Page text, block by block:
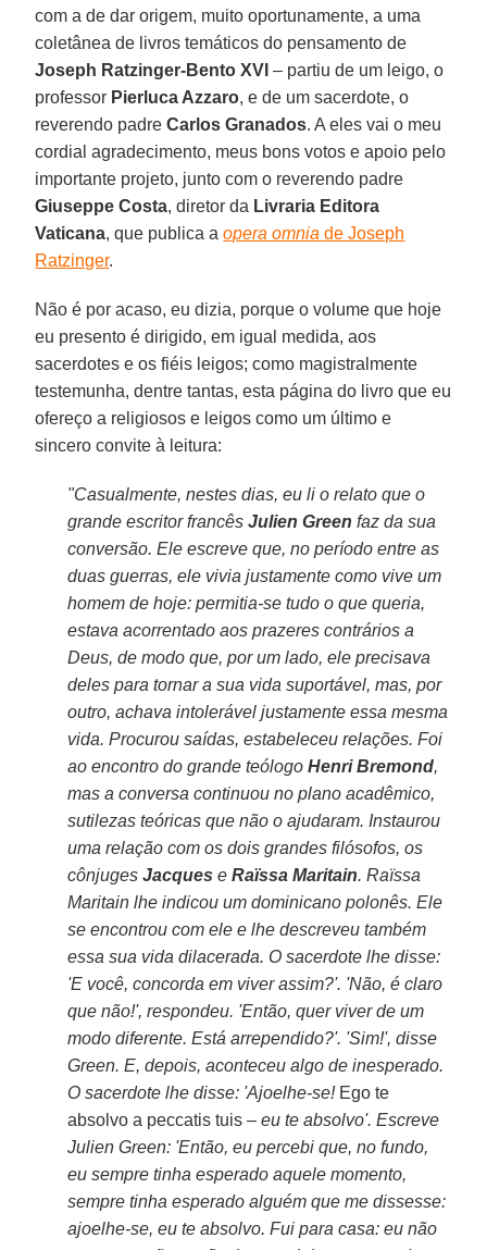
com a de dar origem, muito oportunamente, a uma
coletânea de livros temáticos do pensamento de
Joseph Ratzinger-Bento XVI – partiu de um leigo, o
professor Pierluca Azzaro, e de um sacerdote, o
reverendo padreCarlos Granados. A eles vai o meu
cordial agradecimento, meus bons votos e apoio pelo
importante projeto, junto com o reverendo padre
Giuseppe Costa, diretor da Livraria Editora
Vaticana, que publica aopera omnia de Joseph
Ratzinger.
Não é por acaso, eu dizia, porque o volume que hoje
eu presento é dirigido, em igual medida, aos
sacerdotes e os fiéis leigos; como magistralmente
testemunha, dentre tantas, esta página do livro que eu
ofereço a religiosos e leigos como um último e
sincero convite à leitura:
"Casualmente, nestes dias, eu li o relato que o
grande escritor francêsJulien Green faz da sua
conversão. Ele escreve que, no período entre as
duas guerras, ele vivia justamente como vive um
homem de hoje: permitia-se tudo o que queria,
estava acorrentado aos prazeres contrários a
Deus, de modo que, por um lado, ele precisava
deles para tornar a sua vida suportável, mas, por
outro, achava intolerável justamente essa mesma
vida. Procurou saídas, estabeleceu relações. Foi
ao encontro do grande teólogoHenri Bremond,
mas a conversa continuou no plano acadêmico,
sutilezas teóricas que não o ajudaram. Instaurou
uma relação com os dois grandes filósofos, os
cônjugesJacques eRaïssa Maritain. Raïssa
Maritain lhe indicou um dominicano polonês. Ele
se encontrou com ele e lhe descreveu também
essa sua vida dilacerada. O sacerdote lhe disse:
'E você, concorda em viver assim?'. 'Não, é claro
que não!', respondeu. 'Então, quer viver de um
modo diferente. Está arrependido?'. 'Sim!', disse
Green. E, depois, aconteceu algo de inesperado.
O sacerdote lhe disse: 'Ajoelhe-se! Ego te
absolvo a peccatis tuis – eu te absolvo'. Escreve
Julien Green: 'Então, eu percebi que, no fundo,
eu sempre tinha esperado aquele momento,
sempre tinha esperado alguém que me dissesse:
ajoelhe-se, eu te absolvo. Fui para casa: eu não